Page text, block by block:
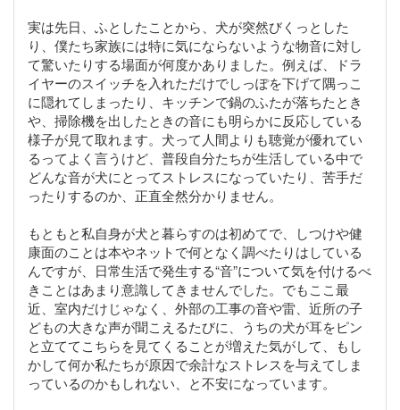
実は先日、ふとしたことから、犬が突然びくっとした
り、僕たち家族には特に気にならないような物音に対し
て驚いたりする場面が何度かありました。例えば、ドラ
イヤーのスイッチを入れただけでしっぽを下げて隅っこ
に隠れてしまったり、キッチンで鍋のふたが落ちたとき
や、掃除機を出したときの音にも明らかに反応している
様子が見て取れます。犬って人間よりも聴覚が優れてい
るってよく言うけど、普段自分たちが生活している中で
どんな音が犬にとってストレスになっていたり、苦手だ
ったりするのか、正直全然分かりません。
もともと私自身が犬と暮らすのは初めてで、しつけや健
康面のことは本やネットで何となく調べたりはしている
んですが、日常生活で発生する“音”について気を付けるべ
きことはあまり意識してきませんでした。でもここ最
近、室内だけじゃなく、外部の工事の音や雷、近所の子
どもの大きな声が聞こえるたびに、うちの犬が耳をピン
と立ててこちらを見てくることが増えた気がして、もし
かして何か私たちが原因で余計なストレスを与えてしま
っているのかもしれない、と不安になっています。